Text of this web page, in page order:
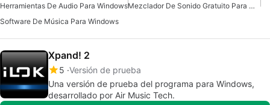
Herramientas De Audio Para Windows
Mezclador De Sonido Gratuito Para Windows
Software De Música Para Windows
Xpand! 2
5 Versión de prueba
Una versión de prueba del programa para Windows,
desarrollado por Air Music Tech.